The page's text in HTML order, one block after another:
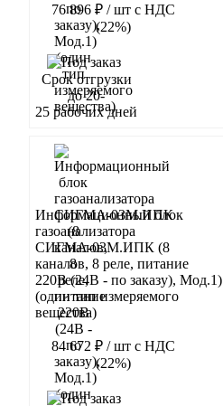
76 896 ₽ / шт с НДС
(22%)
Срок отгрузки
до 20-
25 рабочих дней
Информационный блок
газоанализатора
СИГМА-03М.ИПК (8
каналов, 8 реле, питание
220В (24В - по заказу), Мод.1)
(один тип измеряемого
вещества)
84 672 ₽ / шт с НДС
(22%)